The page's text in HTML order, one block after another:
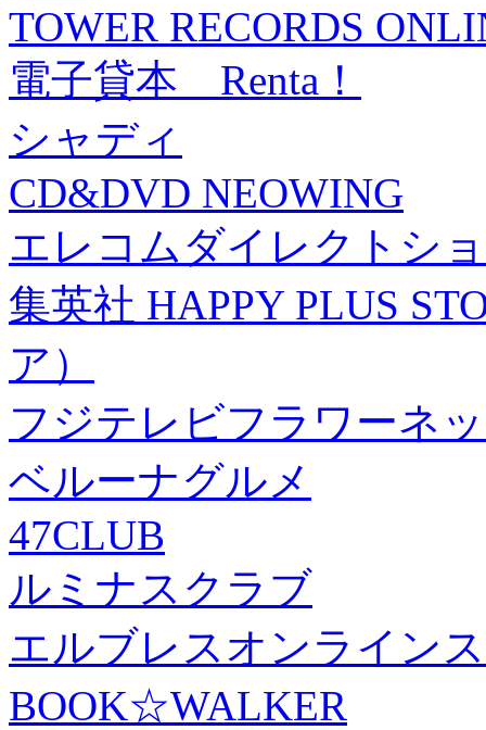
TOWER RECORDS
電子貸本 Renta！
シャディ
CD&DVD NEOWING
エレコムダイレクトシ
集英社 HAPPY PLUS
ア）
フジテレビフラワーネ
ベルーナグルメ
47CLUB
ルミナスクラブ
エルブレスオンライン
BOOK☆WALKER